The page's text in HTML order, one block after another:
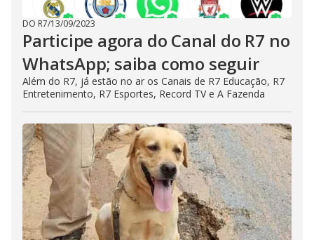
DO R7/13/09/2023
Participe agora do Canal do R7 no
WhatsApp; saiba como seguir
Além do R7, já estão no ar os Canais de R7 Educação, R7
Entretenimento, R7 Esportes, Record TV e A Fazenda